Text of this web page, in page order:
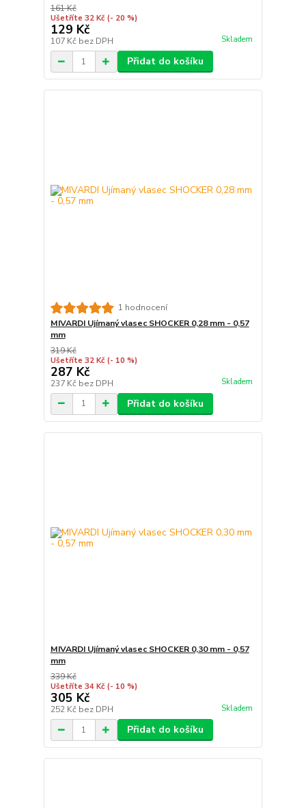
161 Kč
Ušetříte 32 Kč (- 20 %)
129 Kč
107 Kč bez DPH Skladem
Přidat do košíku
1 hodnocení
MIVARDI Ujímaný vlasec SHOCKER 0,28 mm - 0,57
mm
319 Kč
Ušetříte 32 Kč (- 10 %)
287 Kč
237 Kč bez DPH Skladem
Přidat do košíku
MIVARDI Ujímaný vlasec SHOCKER 0,30 mm - 0,57
mm
339 Kč
Ušetříte 34 Kč (- 10 %)
305 Kč
252 Kč bez DPH Skladem
Přidat do košíku